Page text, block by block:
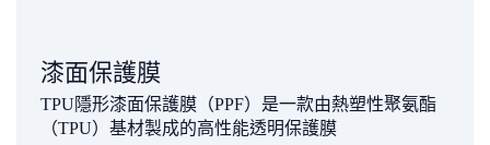
漆面保護膜
TPU隱形漆面保護膜（PPF）是一款由熱塑性聚氨酯
（TPU）基材製成的高性能透明保護膜